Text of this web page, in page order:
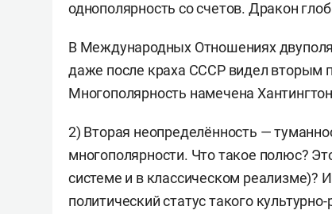
однополярность со счетов. Дракон
В Международных Отношениях
даже после краха СССР видел вторым
Многополярность намечена
2) Вторая неопределённость —
многополярности. Что такое полюс?
системе и в классическом реализме)?
политический статус такого